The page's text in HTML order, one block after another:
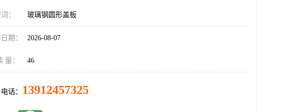
： 玻璃钢圆形盖板
期： 2026-08-07
量： 46
话： 13912457325